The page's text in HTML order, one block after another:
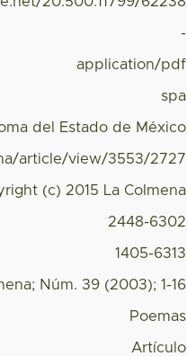
-
application/pdf
spa
del Estado de México
article/view/3553/2727
(c) 2015 La Colmena
2448-6302
1405-6313
Núm. 39 (2003); 1-16
Poemas
Artículo